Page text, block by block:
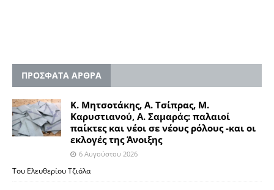
ΠΡΟΣΦΑΤΑ ΑΡΘΡΑ
Κ. Μητσοτάκης, Α. Τσίπρας, Μ.
Καρυστιανού, Α. Σαμαράς: παλαιοί
παίκτες και νέοι σε νέους ρόλους -και οι
εκλογές της Άνοιξης
6 Αυγούστου 2026
Του Ελευθερίου Τζιόλα